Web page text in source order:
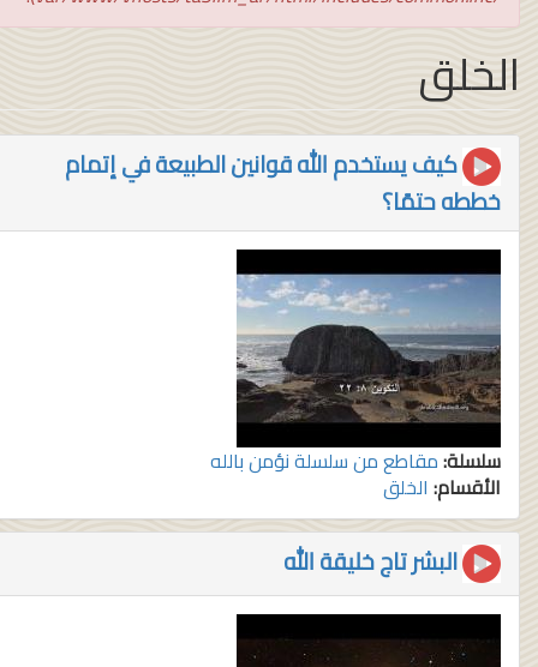
كيف يستخدم الله قوانين الطبيعة في إتمام
خططه حتمًا؟
سلسلة:مقاطع من سلسلة نؤمن بالله
الأقسام:الخلق
البشر تاج خليقة الله